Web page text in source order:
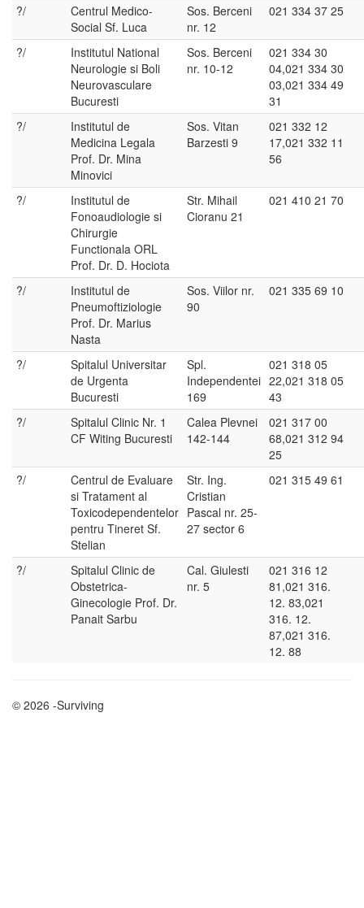
?/
Centrul Medico-
Social Sf. Luca
Sos. Berceni
nr. 12
021 334 37 25
?/
Institutul National
Neurologie si Boli
Neurovasculare
Bucuresti
Sos. Berceni
nr. 10-12
021 334 30
04,021 334 30
03,021 334 49
31
?/
Institutul de
Medicina Legala
Prof. Dr. Mina
Minovici
Sos. Vitan
Barzesti 9
021 332 12
17,021 332 11
56
?/
Institutul de
Fonoaudiologie si
Chirurgie
Functionala ORL
Prof. Dr. D. Hociota
Str. Mihail
Cioranu 21
021 410 21 70
?/
Institutul de
Pneumoftiziologie
Prof. Dr. Marius
Nasta
Sos. Viilor nr.
90
021 335 69 10
?/
Spitalul Universitar
de Urgenta
Bucuresti
Spl.
Independentei
169
021 318 05
22,021 318 05
43
?/
Spitalul Clinic Nr. 1
CF Witing Bucuresti
Calea Plevnei
142-144
021 317 00
68,021 312 94
25
?/
Centrul de Evaluare
si Tratament al
Toxicodependentelor
pentru Tineret Sf.
Stelian
Str. Ing.
Cristian
Pascal nr. 25-
27 sector 6
021 315 49 61
?/
Spitalul Clinic de
Obstetrica-
Ginecologie Prof. Dr.
Panait Sarbu
Cal. Giulesti
nr. 5
021 316 12
81,021 316.
12. 83,021
316. 12.
87,021 316.
12. 88
© 2026 -Surviving